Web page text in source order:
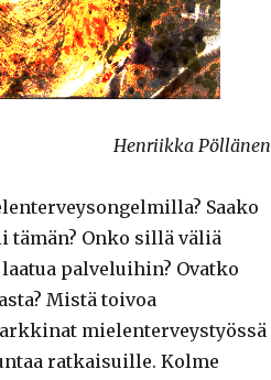
Henriikka Pöllänen
Saako
Onko sillä väliä
palveluihin? Ovatko
Mistä toivoa
mielenterveystyössä
ratkaisuille. Kolme